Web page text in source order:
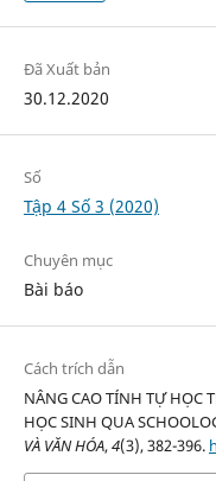
Đã Xuất bản
30.12.2020
Số
Tập 4 Số 3 (2020)
Chuyên mục
Bài báo
Cách trích dẫn
NÂNG CAO TÍNH TỰ HỌC
HỌC SINH QUA
VÀ VĂN HÓA,4(3), 382-396.